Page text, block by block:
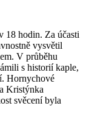
18 hodin. Za účasti
vysvětil
V průběhu
s historií kaple,
Hornychové
Kristýnka
svěcení byla